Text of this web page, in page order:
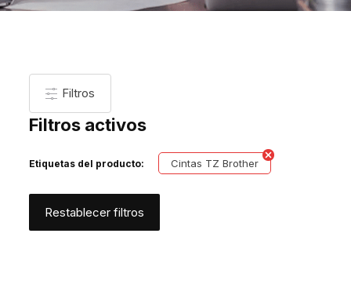
Filtros
Filtros activos
Etiquetas del producto: Cintas TZ Brother
Restablecer filtros